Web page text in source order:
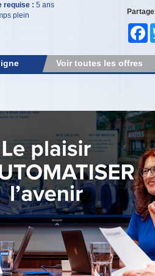
requise : 5 ans
plein
Voir toutes les offres